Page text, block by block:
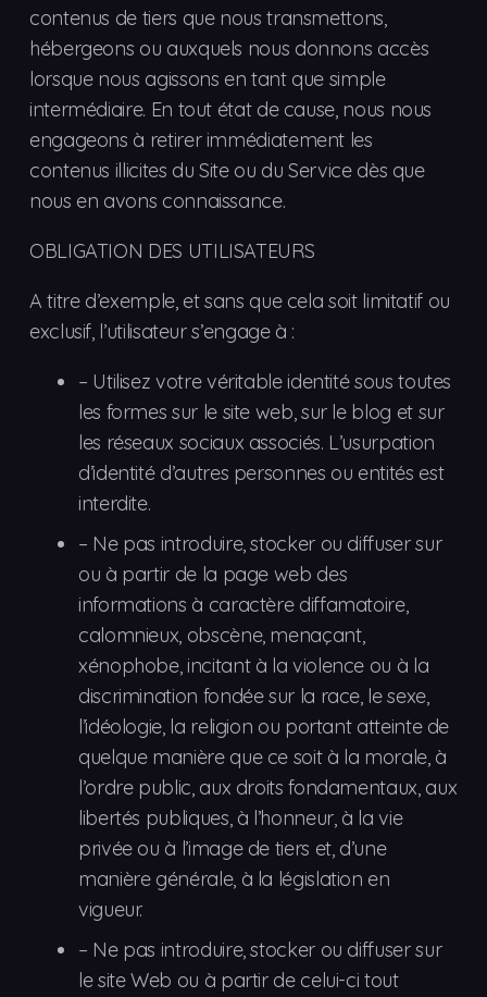
contenus de tiers que nous transmettons,
hébergeons ou auxquels nous donnons accès
lorsque nous agissons en tant que simple
intermédiaire. En tout état de cause, nous nous
engageons à retirer immédiatement les
contenus illicites du Site ou du Service dès que
nous en avons connaissance.
OBLIGATION DES UTILISATEURS
A titre d’exemple, et sans que cela soit limitatif ou
exclusif, l’utilisateur s’engage à :
– Utilisezvotre véritable identité sous toutes
les formes sur le site web, sur le blog et sur
les réseaux sociaux associés. L’usurpation
d’identité d’autres personnes ou entités est
interdite.
– Ne pas introduire, stocker ou diffuser sur
ou à partir de la page web des
informations à caractère diffamatoire,
calomnieux, obscène, menaçant,
xénophobe, incitant à la violence ou à la
discrimination fondée sur la race, le sexe,
l’idéologie, la religion ou portant atteinte de
quelque manière que ce soit à la morale, à
l’ordre public, aux droits fondamentaux, aux
libertés publiques, à l’honneur, à la vie
privée ou à l’image de tiers et, d’une
manière générale, à la législation en
vigueur.
– Ne pas introduire, stocker ou diffuser sur
le site Web ou à partir de celui-ci tout